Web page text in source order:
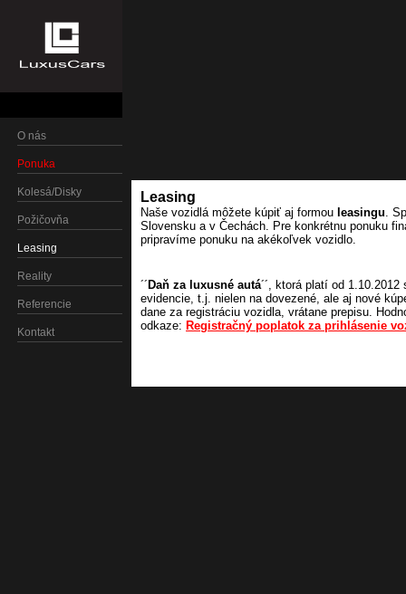
O nás
Ponuka
Kolesá/Disky
Požičovňa
Leasing
Reality
Referencie
Kontakt
Leasing
Naše vozidlá môžete kúpiť aj formou leasingu.
Slovensku a v Čechách. Pre konkrétnu ponuku
pripravíme ponuku na akékoľvek vozidlo.
´´ Daň za luxusné autá´´, ktorá platí od
evidencie, t.j. nielen na dovezené, ale aj nové
dane za registráciu vozidla, vrátane prepisu.
odkaze: Registračný poplatok za prihlásenie